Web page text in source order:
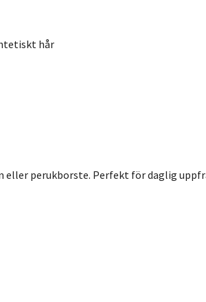
hår
eller perukborste. Perfekt för daglig